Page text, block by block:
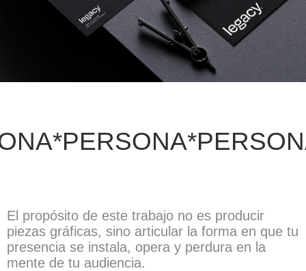
El propósito de este trabajo no es producir
piezas gráficas, sino articular la forma en que tu
presencia se instala, opera y perdura en la
mente de tu audiencia.